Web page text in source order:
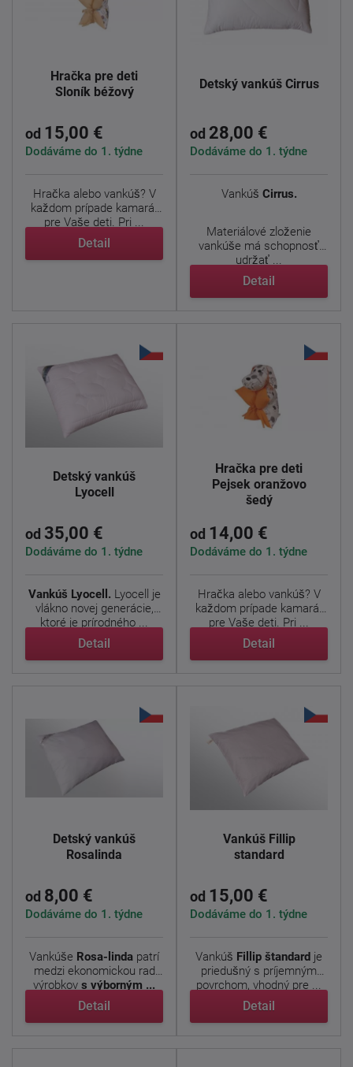
Hračka pre deti
Sloník béžový
od 15,00 €
Dodáváme do 1. týdne
Hračka alebo vankúš? V
každom prípade kamarát
pre Vaše deti. Pri ...
Detail
Detský vankúš Cirrus
od 28,00 €
Dodáváme do 1. týdne
Vankúš Cirrus.
Materiálové zloženie
vankúše má schopnosť
udržať ...
Detail
Detský vankúš
Lyocell
od 35,00 €
Dodáváme do 1. týdne
Vankúš Lyocell. Lyocell je
vlákno novej generácie,
ktoré je prírodného ...
Detail
Hračka pre deti
Pejsek oranžovo
šedý
od 14,00 €
Dodáváme do 1. týdne
Hračka alebo vankúš? V
každom prípade kamarát
pre Vaše deti. Pri ...
Detail
Detský vankúš
Rosalinda
od 8,00 €
Dodáváme do 1. týdne
Vankúše Rosa-linda patrí
medzi ekonomickou rad
výrobkov s výborným ...
Detail
Vankúš Fillip
standard
od 15,00 €
Dodáváme do 1. týdne
Vankúš Fillip štandard je
priedušný s príjemným
povrchom, vhodný pre ...
Detail